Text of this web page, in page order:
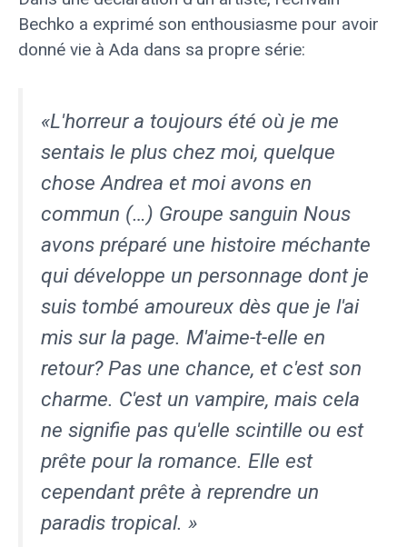
Bechko a exprimé son enthousiasme pour avoir
donné vie à Ada dans sa propre série:
«L'horreur a toujours été où je me
sentais le plus chez moi, quelque
chose Andrea et moi avons en
commun (…) Groupe sanguin Nous
avons préparé une histoire méchante
qui développe un personnage dont je
suis tombé amoureux dès que je l'ai
mis sur la page. M'aime-t-elle en
retour? Pas une chance, et c'est son
charme. C'est un vampire, mais cela
ne signifie pas qu'elle scintille ou est
prête pour la romance. Elle est
cependant prête à reprendre un
paradis tropical. »